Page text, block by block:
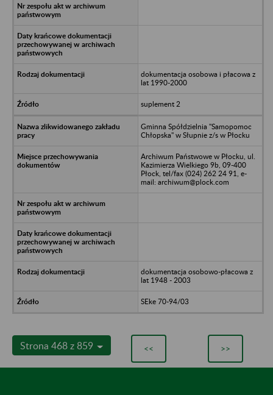
dokumentacja osobowa i płacowa z
lat 1990-2000
suplement 2
Gminna Spółdzielnia "Samopomoc
Chłopska" w Słupnie z/s w Płocku
Archiwum Państwowe w Płocku, ul.
Kazimierza Wielkiego 9b, 09-400
Płock, tel/fax (024) 262 24 91, e-
mail: archiwum@plock.com
dokumentacja osobowo-płacowa z
lat 1948 - 2003
SEke 70-94/03
Strona 468 z 859 << >>